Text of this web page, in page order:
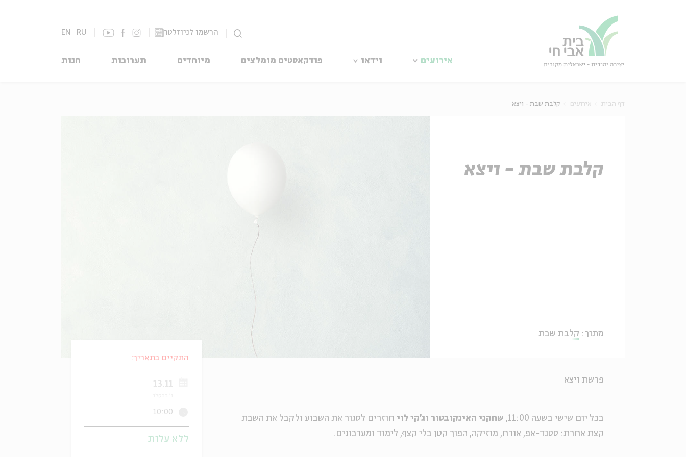
הרשמו לניוזלטר EN RU
אירועים וידאו פודקאסטים מומלצים מיוחדים תערוכות חנות
דף הבית אירועים קלבת שבת - ויצא
קלבת שבת - ויצא
מתוך: קלבת שבת
פרשת ויצא
בכל יום שישי בשעה 11:00, שחקני האינקובטור וג'קי לוי חוזרים לסגור את השבוע ולקבל את השבת
קצת אחרת: סטנד-אפ, אורח, מוזיקה, הפוך קטן בלי קצף, לימוד ומערכונים.
התקיים בתאריך:
13.11
10:00
ללא עלות